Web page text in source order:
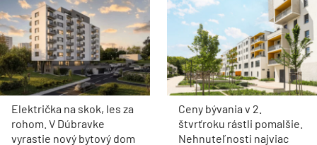
Električka na skok, les za
rohom. V Dúbravke
vyrastie nový bytový dom
Ceny bývania v 2.
štvrťroku rástli pomalšie.
Nehnuteľnosti najviac